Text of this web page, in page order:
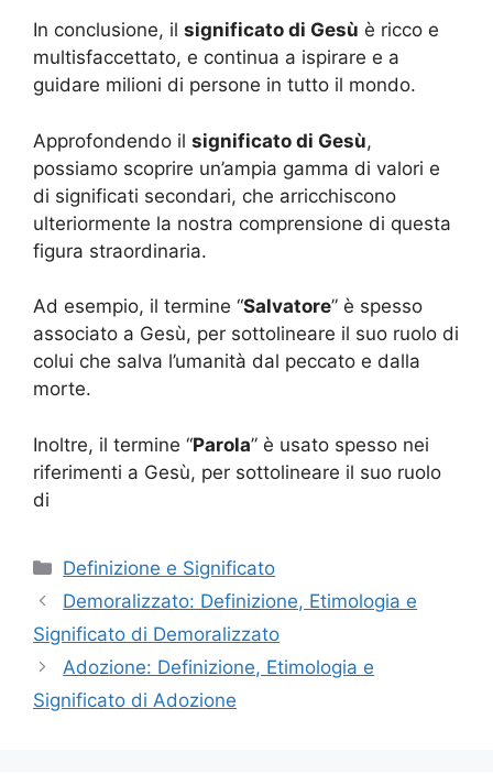
In conclusione, il significato di Gesù è ricco e
multisfaccettato, e continua a ispirare e a
guidare milioni di persone in tutto il mondo.
Approfondendo il significato di Gesù,
possiamo scoprire un’ampia gamma di valori e
di significati secondari, che arricchiscono
ulteriormente la nostra comprensione di questa
figura straordinaria.
Ad esempio, il termine “Salvatore” è spesso
associato a Gesù, per sottolineare il suo ruolo di
colui che salva l’umanità dal peccato e dalla
morte.
Inoltre, il termine “Parola” è usato spesso nei
riferimenti a Gesù, per sottolineare il suo ruolo
di
Categorie
Definizione e Significato
Demoralizzato: Definizione, Etimologia e
Significato di Demoralizzato
Adozione: Definizione, Etimologia e
Significato di Adozione